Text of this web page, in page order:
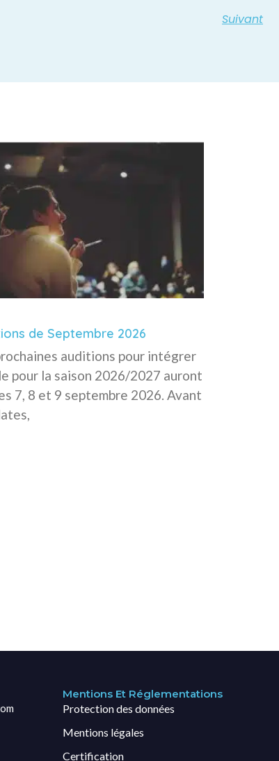
Suivant
de Septembre 2026
auditions pour intégrer
pour la saison 2026/2027 auront
7, 8 et 9 septembre 2026. Avant
Mentions Et Réglementations
Protection des données
Mentions légales
Certification